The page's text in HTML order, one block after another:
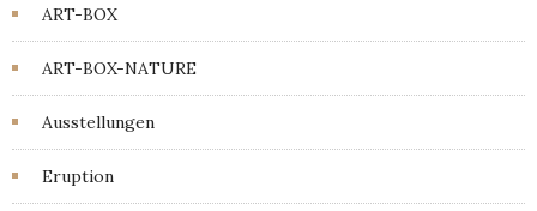
ART-BOX
ART-BOX-NATURE
Ausstellungen
Eruption